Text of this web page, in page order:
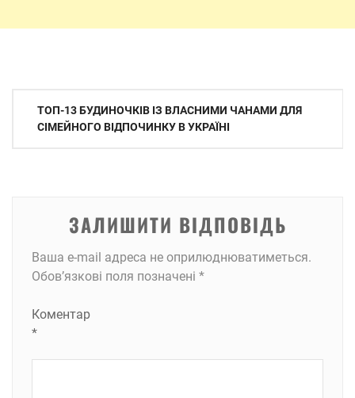
Навігація
записів
ТОП-13 БУДИНОЧКІВ ІЗ ВЛАСНИМИ ЧАНАМИ ДЛЯ
СІМЕЙНОГО ВІДПОЧИНКУ В УКРАЇНІ
ЗАЛИШИТИ ВІДПОВІДЬ
Ваша e-mail адреса не оприлюднюватиметься.
Обов’язкові поля позначені *
Коментар
*